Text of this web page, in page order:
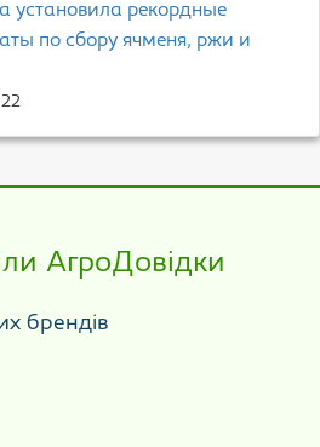
установила рекордные
по сбору ячменя, ржи и
АгроДовідки
брендів